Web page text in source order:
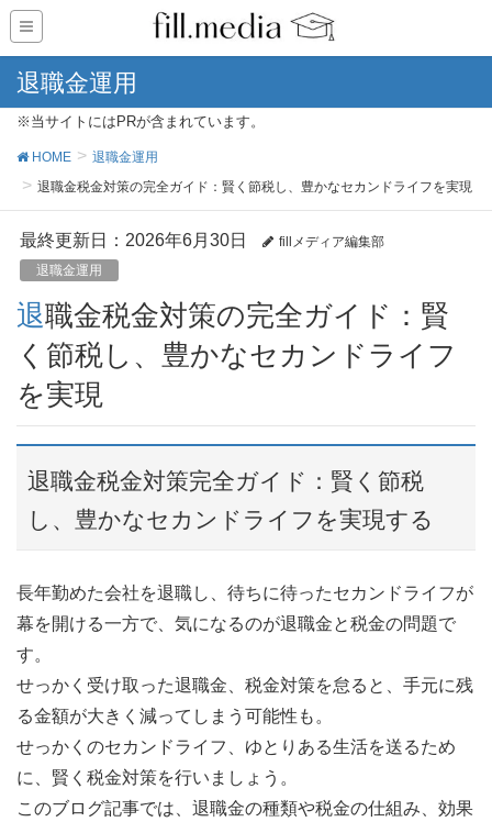
退職金運用
※当サイトにはPRが含まれています。
HOME
退職金運用
退職金税金対策の完全ガイド：賢く節税し、豊かなセカンドライフを実現
最終更新日：2026年6月30日
fillメディア編集部
退職金運用
退職金税金対策の完全ガイド：賢
く節税し、豊かなセカンドライフ
を実現
退職金税金対策完全ガイド：賢く節税
し、豊かなセカンドライフを実現する
長年勤めた会社を退職し、待ちに待ったセカンドライフが
幕を開ける一方で、気になるのが退職金と税金の問題で
す。
せっかく受け取った退職金、税金対策を怠ると、手元に残
る金額が大きく減ってしまう可能性も。
せっかくのセカンドライフ、ゆとりある生活を送るため
に、賢く税金対策を行いましょう。
このブログ記事では、退職金の種類や税金の仕組み、効果